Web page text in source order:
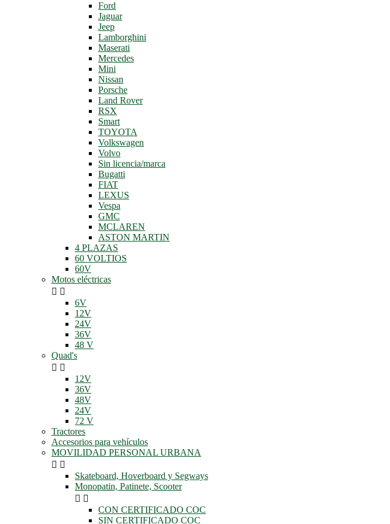
Ford
Jaguar
Jeep
Lamborghini
Maserati
Mercedes
Mini
Nissan
Porsche
Land Rover
RSX
Smart
TOYOTA
Volkswagen
Volvo
Sin licencia/marca
Bugatti
FIAT
LEXUS
Vespa
GMC
MCLAREN
ASTON MARTIN
4 PLAZAS
60 VOLTIOS
60V
Motos eléctricas
 
6V
12V
24V
36V
48 V
Quad's
 
12V
36V
48V
24V
72 V
Tractores
Accesorios para vehículos
MOVILIDAD PERSONAL URBANA
 
Skateboard, Hoverboard y Segways
Monopatin, Patinete, Scooter
 
CON CERTIFICADO COC
SIN CERTIFICADO COC